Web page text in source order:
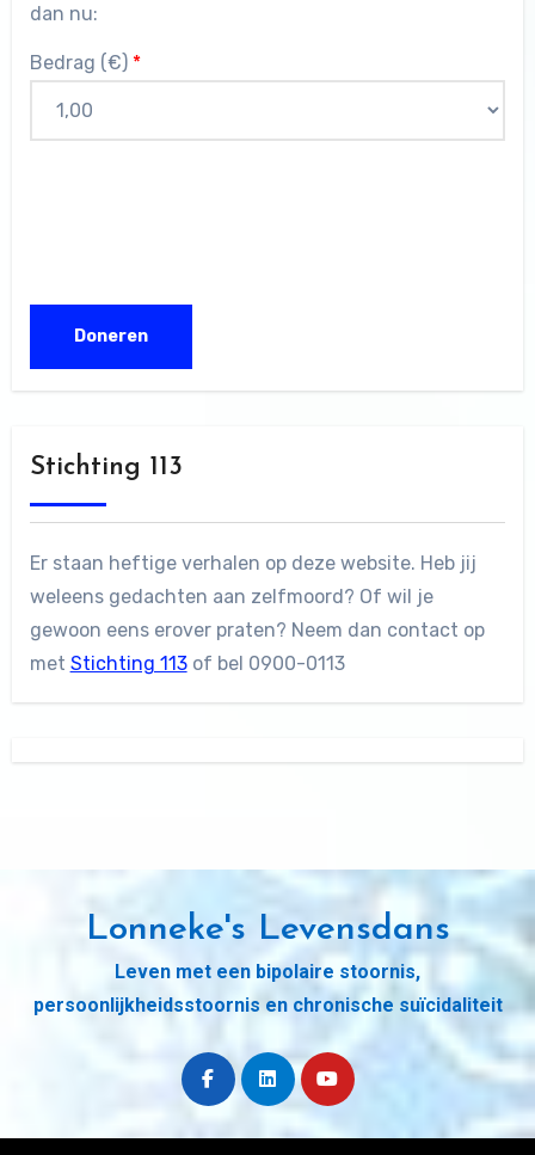
dan nu:
Bedrag (€) *
Stichting 113
Er staan heftige verhalen op deze website. Heb jij
weleens gedachten aan zelfmoord? Of wil je
gewoon eens erover praten? Neem dan contact op
met Stichting 113of bel 0900-0113
Lonneke's Levensdans
Leven met een bipolaire stoornis,
persoonlijkheidsstoornis en chronische suïcidaliteit